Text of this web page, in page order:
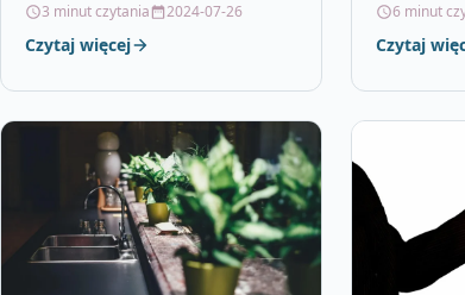
istotne kwestie dotyczące
wynajmu toalet mobilnych na…
3 minut czytania 2024-07-26
Czytaj więcej
płynących
oferujące…
6 minut
Czytaj